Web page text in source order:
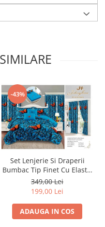
-43%
Set Lenjerie Si Draperii
Bumbac Tip Finet Cu Elastic
- Dansul Fluturilor
349,00 Lei
199,00 Lei
ADAUGA IN COS